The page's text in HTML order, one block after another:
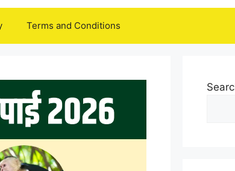
Terms and Conditions